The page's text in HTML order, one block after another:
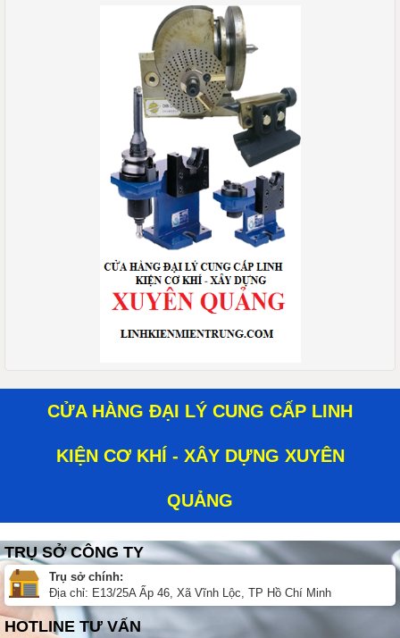
CỬA HÀNG ĐẠI LÝ CUNG CẤP LINH
KIỆN CƠ KHÍ - XÂY DỰNG XUYÊN
QUẢNG
TRỤ SỞ CÔNG TY
Trụ sở chính:
Địa chỉ: E13/25A Ấp 46, Xã Vĩnh Lộc, TP Hồ Chí Minh
HOTLINE TƯ VẤN